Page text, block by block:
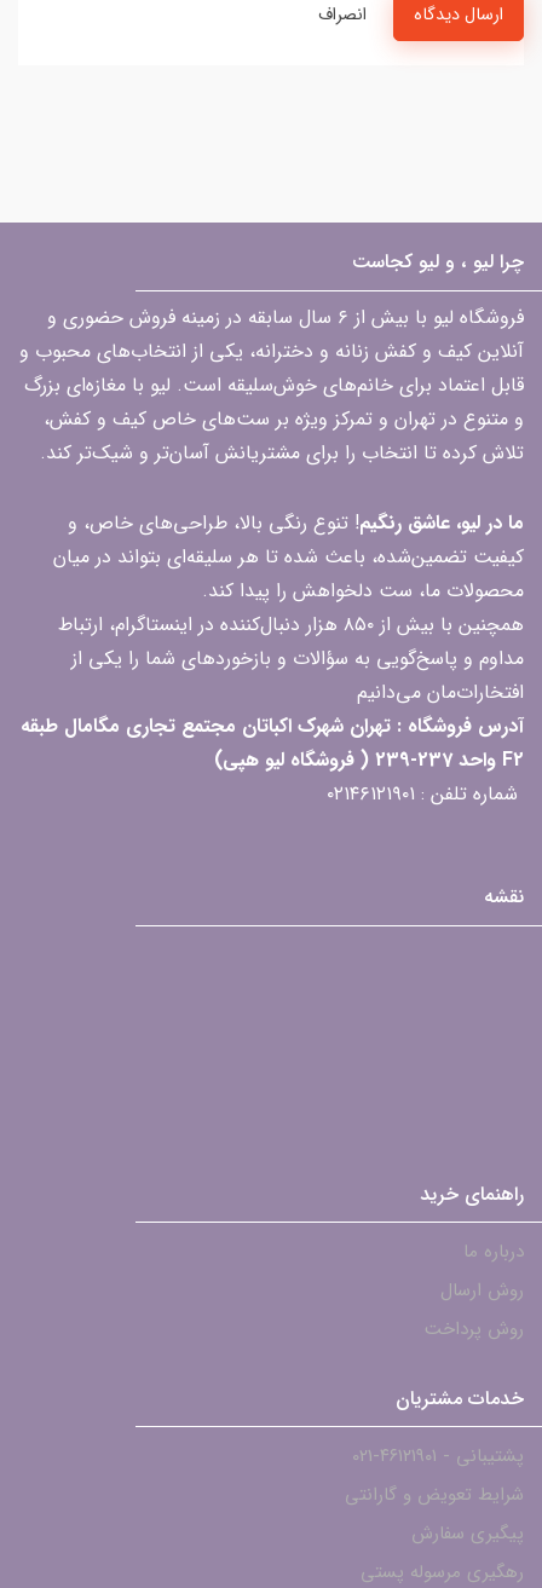
ارسال دیدگاه انصراف
چرا لیو ، و لیو کجاست
فروشگاه لیو با بیش از ۶ سال سابقه در زمینه فروش حضوری و
آنلاین کیف و کفش زنانه و دخترانه، یکی از انتخاب‌های محبوب و
قابل اعتماد برای خانم‌های خوش‌سلیقه است. لیو با مغازه‌ای بزرگ
و متنوع در تهران و تمرکز ویژه بر ست‌های خاص کیف و کفش،
تلاش کرده تا انتخاب را برای مشتریانش آسان‌تر و شیک‌تر کند.
ما در لیو، عاشق رنگیم! تنوع رنگی بالا، طراحی‌های خاص، و
کیفیت تضمین‌شده، باعث شده تا هر سلیقه‌ای بتواند در میان
محصولات ما، ست دلخواهش را پیدا کند.
همچنین با بیش از ۸۵۰ هزار دنبال‌کننده در اینستاگرام، ارتباط
مداوم و پاسخ‌گویی به سؤالات و بازخوردهای شما را یکی از
افتخارات‌مان می‌دانیم
آدرس فروشگاه : تهران شهرک اکباتان مجتمع تجاری مگامال طبقه
F2 واحد 237-239 ( فروشگاه لیو هپی)
شماره تلفن : ۰۲۱۴۶۱۲۱۹۰۱
نقشه
راهنمای خرید
درباره ما
روش ارسال
روش پرداخت
خدمات مشتریان
پشتیبانی - ۴۶۱۲۱۹۰۱-021
شرایط تعویض و گارانتی
پیگیری سفارش
رهگیری مرسوله پستی